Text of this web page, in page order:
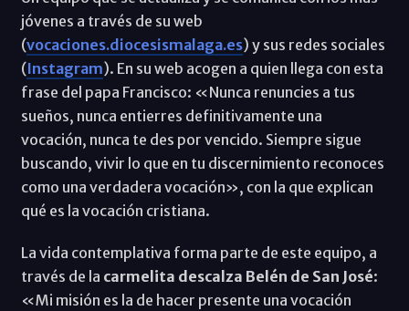
jóvenes a través de su web
(vocaciones.diocesismalaga.es) y sus redes sociales
(Instagram). En su web acogen a quien llega con esta
frase del papa Francisco: «Nunca renuncies a tus
sueños, nunca entierres definitivamente una
vocación, nunca te des por vencido. Siempre sigue
buscando, vivir lo que en tu discernimiento reconoces
como una verdadera vocación», con la que explican
qué es la vocación cristiana.
La vida contemplativa forma parte de este equipo, a
través de la carmelita descalza Belén de San José:
«Mi misión es la de hacer presente una vocación